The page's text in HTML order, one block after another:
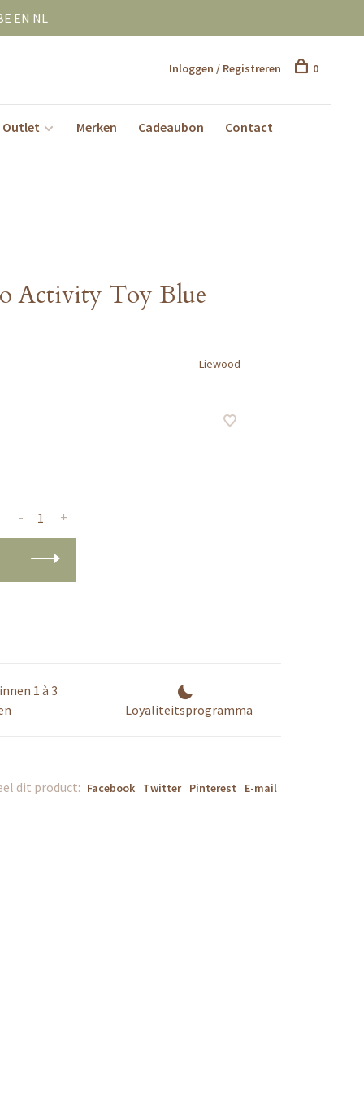
EN NL
Outlet Merken Cadeaubon Contact
Inloggen / Registreren 0
Activity Toy Blue
Liewood
+
-
1 à 3
Loyaliteitsprogramma
dit product: Facebook Twitter Pinterest E-mail